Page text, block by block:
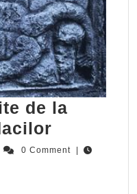
de la
moștenite
0 Comment